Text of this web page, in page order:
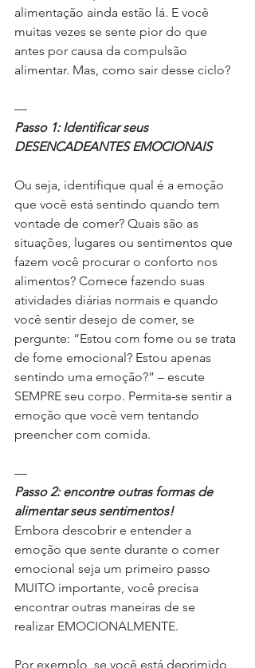
alimentação ainda estão lá. E você
muitas vezes se sente pior do que
antes por causa da compulsão
alimentar. Mas, como sair desse ciclo?
—
Passo 1: Identificar seus
DESENCADEANTES EMOCIONAIS
Ou seja, identifique qual é a emoção
que você está sentindo quando tem
vontade de comer? Quais são as
situações, lugares ou sentimentos que
fazem você procurar o conforto nos
alimentos? Comece fazendo suas
atividades diárias normais e quando
você sentir desejo de comer, se
pergunte: “Estou com fome ou se trata
de fome emocional? Estou apenas
sentindo uma emoção?” – escute
SEMPRE seu corpo. Permita-se sentir a
emoção que você vem tentando
preencher com comida.
—
Passo 2: encontre outras formas de
alimentar seus sentimentos!
Embora descobrir e entender a
emoção que sente durante o comer
emocional seja um primeiro passo
MUITO importante, você precisa
encontrar outras maneiras de se
realizar EMOCIONALMENTE.
Por exemplo, se você está deprimido